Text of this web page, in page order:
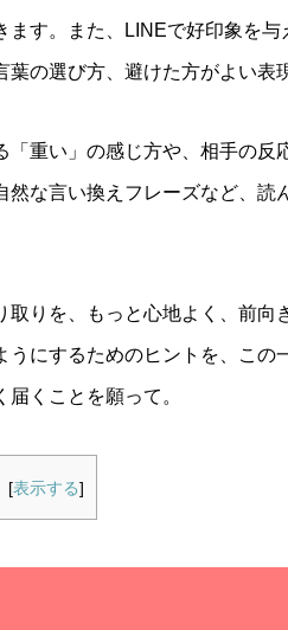
ます。また、LINEで好印象を
葉の選び方、避けた方がよい表
「重い」の感じ方や、相手の
然な言い換えフレーズなど、読
取りを、もっと心地よく、前向
うにするためのヒントを、この
くことを願って。
[表示する]